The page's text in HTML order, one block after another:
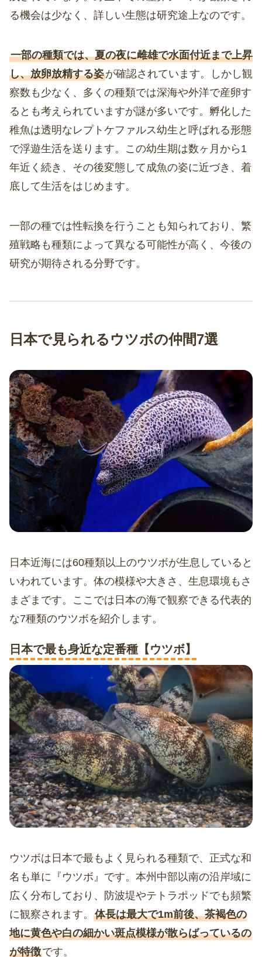
る機会は少なく、詳しい生態は研究途上なのです。
一部の種類では、夏の夜に雌雄で水面付近まで上昇
し、放卵放精する姿が確認されています。しかし観
察数も少なく、多くの種類では深海や外洋で産卵す
るとも考えられていますが謎が多いです。孵化した
稚魚は透明なレプトケファルス幼生と呼ばれる形態
で浮遊生活を送ります。この幼生期は数ヶ月から1
年近く続き、その後変態して成魚の姿に近づき、着
底して生活をはじめます。
一部の種では性転換を行うことも知られており、繁
殖戦略も種類によって異なる可能性が高く、今後の
研究が期待される分野です。
日本で見られるウツボの仲間7選
日本近海には60種類以上のウツボが生息していると
いわれています。体の模様や大きさ、生息環境もさ
まざまです。ここでは日本の海で観察できる代表的
な7種類のウツボを紹介します。
日本で最も身近な定番種【ウツボ】
ウツボは日本で最もよく見られる種類で、正式な和
名も単に『ウツボ』です。本州中部以南の沿岸域に
広く分布しており、防波堤やテトラポッドでも頻繁
に観察されます。 体長は最大で1m前後、茶褐色の
地に黄色や白の細かい斑点模様が散らばっているの
が特徴です。